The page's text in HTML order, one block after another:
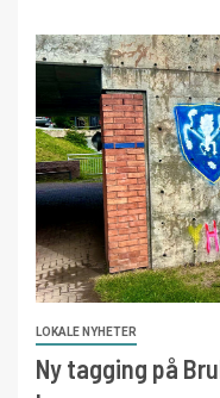
LOKALE NYHETER
Ny tagging på